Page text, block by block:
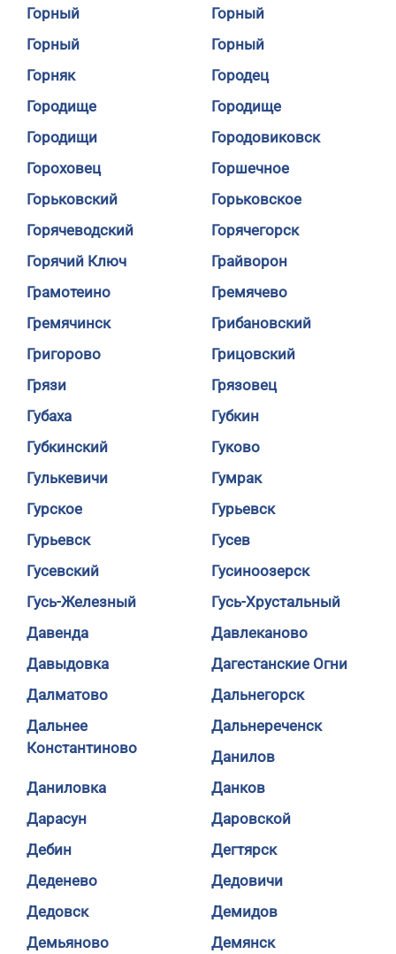
Горный
Горный
Горный
Горный
Горняк
Городец
Городище
Городище
Городищи
Городовиковск
Гороховец
Горшечное
Горьковский
Горьковское
Горячеводский
Горячегорск
Горячий Ключ
Грайворон
Грамотеино
Гремячево
Гремячинск
Грибановский
Григорово
Грицовский
Грязи
Грязовец
Губаха
Губкин
Губкинский
Гуково
Гулькевичи
Гумрак
Гурское
Гурьевск
Гурьевск
Гусев
Гусевский
Гусиноозерск
Гусь-Железный
Гусь-Хрустальный
Давенда
Давлеканово
Давыдовка
Дагестанские Огни
Далматово
Дальнегорск
Дальнее
Константиново
Дальнереченск
Данилов
Даниловка
Данков
Дарасун
Даровской
Дебин
Дегтярск
Деденево
Дедовичи
Дедовск
Демидов
Демьяново
Демянск